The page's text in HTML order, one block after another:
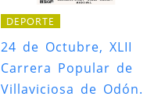
DEPORTE
24 de Octubre, XLII
Carrera Popular de
Villaviciosa de Odón.